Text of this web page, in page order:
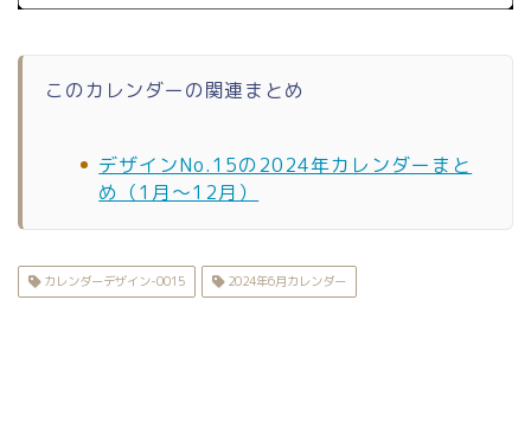
このカレンダーの関連まとめ
デザインNo.15の2024年カレンダーまと
め（1月〜12月）
カレンダーデザイン-0015 2024年6月カレンダー